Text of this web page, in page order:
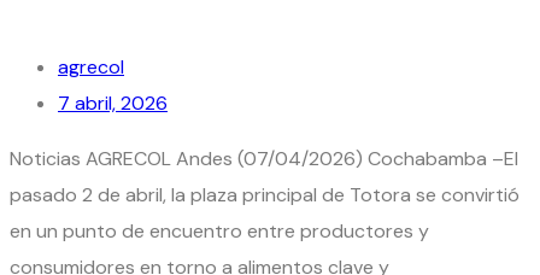
agrecol
7 abril, 2026
Noticias AGRECOL Andes (07/04/2026) Cochabamba –El
pasado 2 de abril, la plaza principal de Totora se convirtió
en un punto de encuentro entre productores y
consumidores en torno a alimentos clave y